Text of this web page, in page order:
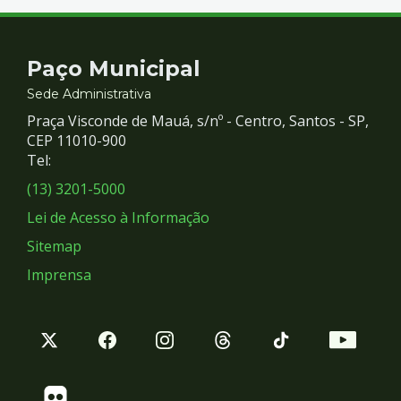
Contato
e
Redes
Sociais
Paço Municipal
Sede Administrativa
Praça Visconde de Mauá, s/nº - Centro, Santos - SP,
CEP 11010-900
Tel:
(13) 3201-5000
Lei de Acesso à Informação
Sitemap
Imprensa